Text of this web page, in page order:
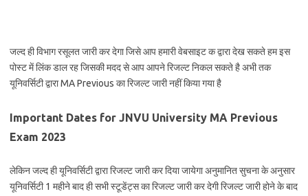
जल्द ही विभाग रसूलत जारी कर देगा जिसे आप हमारी वेबसाइट क द्वारा देख सकते हम इस
पोस्ट में लिंक डाल रह जिसकी मदद से आप आपने रिजल्ट निकल सकते है अभी तक
यूनिवर्सिटी द्वारा MA Previous का रिजल्ट जारी नहीं किया गया है
Important Dates for JNVU University MA Previous
Exam 2023
लेकिन जल्द ही यूनिवर्सिटी द्वारा रिजल्ट जारी कर दिया जायेगा अनुमानित सुचना के अनुसार
यूनिवर्सिटी 1 महीने बाद ही सभी स्टूडेंट्स का रिजल्ट जारी कर देगी रिजल्ट जारी होने के बाद